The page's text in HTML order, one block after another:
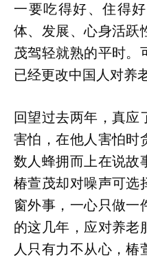
一要吃得好、住得
体、发展、心身活跃
茂驾轻就熟的平时。
已经更改中国人对养
回望过去两年，真应
害怕，在他人害怕时
数人蜂拥而上在说故
椿萱茂却对噪声可选
窗外事，一心只做一
的这几年，应对养老
人只有力不从心，椿